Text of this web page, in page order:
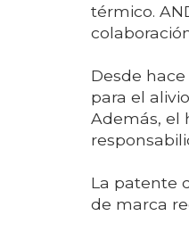
térmico.
Desde
para el
Además, el
La patente
de marca